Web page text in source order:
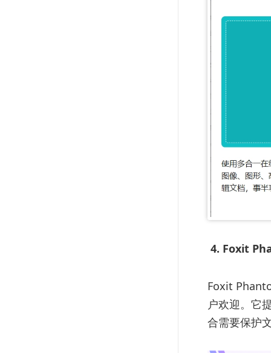
4. Foxit
Foxit
户欢迎。它
合需要保护